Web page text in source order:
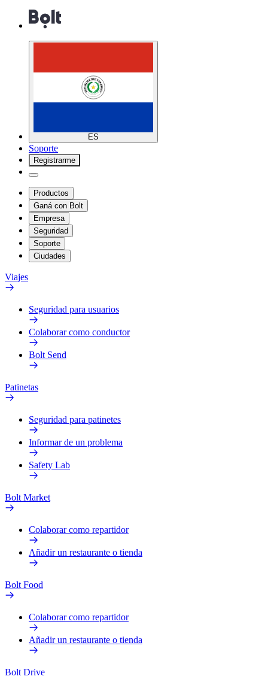
ES
Soporte
Registrarme
Productos
Ganá con Bolt
Empresa
Seguridad
Soporte
Ciudades
Viajes
Seguridad para usuarios
Colaborar como conductor
Bolt Send
Patinetas
Seguridad para patinetes
Informar de un problema
Safety Lab
Bolt Market
Colaborar como repartidor
Añadir un restaurante o tienda
Bolt Food
Colaborar como repartidor
Añadir un restaurante o tienda
Bolt Drive